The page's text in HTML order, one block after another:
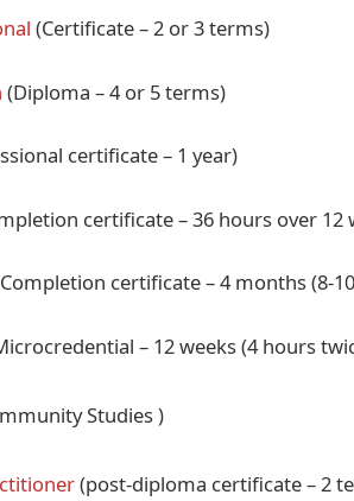
(Certificate – 2 or 3 terms)
(Diploma – 4 or 5 terms)
certificate – 1 year)
certificate – 36 hours over 12
certificate – 4 months (8-
– 12 weeks (4 hours
Studies )
(post-diploma certificate – 2